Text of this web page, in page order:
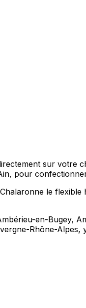
sur votre
pour
le flexible
en-Bugey,
Rhône-Alpes,